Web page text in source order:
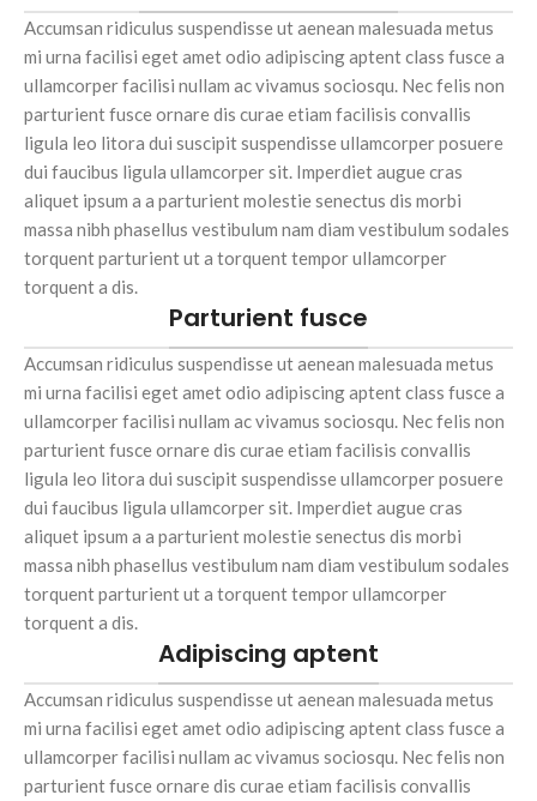
Accumsan ridiculus suspendisse ut aenean malesuada metus
mi urna facilisi eget amet odio adipiscing aptent class fusce a
ullamcorper facilisi nullam ac vivamus sociosqu. Nec felis non
parturient fusce ornare dis curae etiam facilisis convallis
ligula leo litora dui suscipit suspendisse ullamcorper posuere
dui faucibus ligula ullamcorper sit. Imperdiet augue cras
aliquet ipsum a a parturient molestie senectus dis morbi
massa nibh phasellus vestibulum nam diam vestibulum sodales
torquent parturient ut a torquent tempor ullamcorper
torquent a dis.
Parturient fusce
Accumsan ridiculus suspendisse ut aenean malesuada metus
mi urna facilisi eget amet odio adipiscing aptent class fusce a
ullamcorper facilisi nullam ac vivamus sociosqu. Nec felis non
parturient fusce ornare dis curae etiam facilisis convallis
ligula leo litora dui suscipit suspendisse ullamcorper posuere
dui faucibus ligula ullamcorper sit. Imperdiet augue cras
aliquet ipsum a a parturient molestie senectus dis morbi
massa nibh phasellus vestibulum nam diam vestibulum sodales
torquent parturient ut a torquent tempor ullamcorper
torquent a dis.
Adipiscing aptent
Accumsan ridiculus suspendisse ut aenean malesuada metus
mi urna facilisi eget amet odio adipiscing aptent class fusce a
ullamcorper facilisi nullam ac vivamus sociosqu. Nec felis non
parturient fusce ornare dis curae etiam facilisis convallis